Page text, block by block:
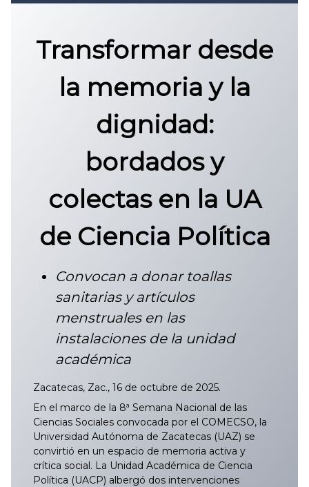
CONVOCATORIA DE INGRESO UAZ
Transformar desde
la memoria y la
dignidad:
bordados y
colectas en la UA
de Ciencia Política
Convocan a donar toallas
sanitarias y artículos
menstruales en las
instalaciones de la unidad
académica
Zacatecas, Zac., 16 de octubre de 2025.
En el marco de la 8ª Semana Nacional de las
Ciencias Sociales convocada por el COMECSO, la
Universidad Autónoma de Zacatecas (UAZ) se
convirtió en un espacio de memoria activa y
crítica social. La Unidad Académica de Ciencia
Política (UACP) albergó dos intervenciones